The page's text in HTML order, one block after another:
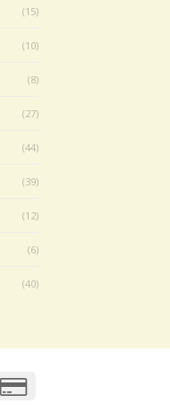
(15)
(10)
(8)
(27)
(44)
(39)
(12)
(6)
(40)